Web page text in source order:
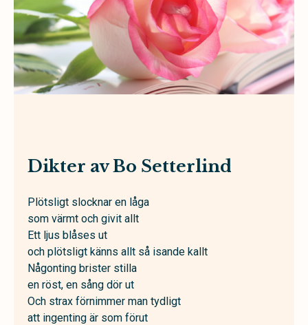
Dikter av Bo Setterlind
Plötsligt slocknar en låga
som värmt och givit allt
Ett ljus blåses ut
och plötsligt känns allt så isande kallt
Någonting brister stilla
en röst, en sång dör ut
Och strax förnimmer man tydligt
att ingenting är som förut